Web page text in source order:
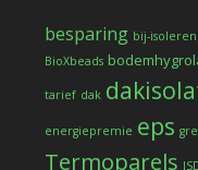
besparing bij-isoleren
BioXbeads
tarief dak
energiepremie eps
Termoparels